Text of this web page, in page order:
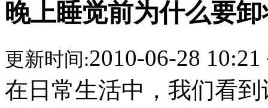
晚上睡觉前为什么要卸
更新时间:2010-06-28 10:21
在日常生活中，我们看